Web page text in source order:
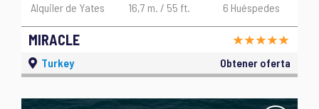
MIRACLE
Alquiler de Yates 16,7 m. / 55 ft. 6 Huéspedes
Turkey Obtener oferta